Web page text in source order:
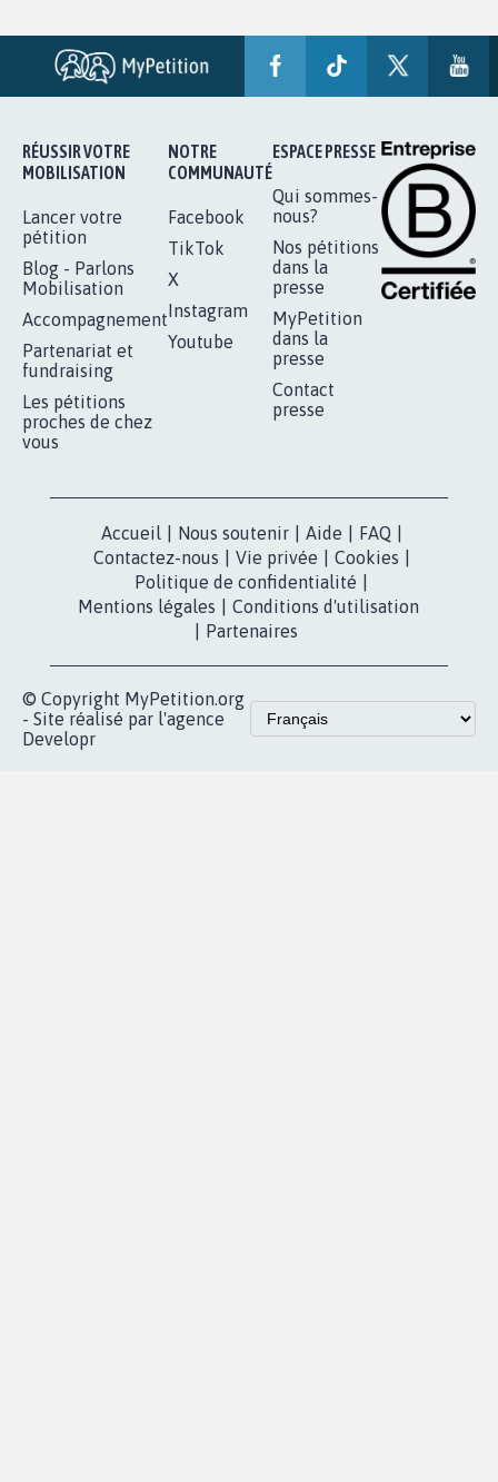
RÉUSSIR VOTRE
MOBILISATION
Lancer votre
pétition
Blog - Parlons
Mobilisation
Accompagnement
Partenariat et
fundraising
Les pétitions
proches de chez
vous
NOTRE
COMMUNAUTÉ
Facebook
TikTok
X
Instagram
Youtube
ESPACE PRESSE
Qui sommes-
nous?
Nos pétitions
dans la
presse
MyPetition
dans la
presse
Contact
presse
Accueil Nous soutenir Aide FAQ
Contactez-nous
Vie privée Cookies
Politique de confidentialité
Mentions légales
Conditions d'utilisation
Partenaires
© Copyright MyPetition.org
- Site réalisé par l'agence
Developr